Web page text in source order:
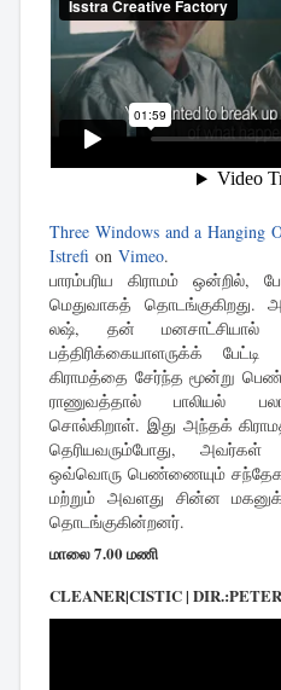
Three Windows and a Hanging
Istrefi on Vimeo.
பாரம்பரிய கிராமம் ஒன்றில்,
மெதுவாகத் தொடங்குகிறது.
லஷ், தன் மனசாட்சியால்
பத்திரிக்கையாளருக்க்
கிராமத்தை சேர்ந்த மூன்று
ராணுவத்தால் பாலியல்
சொல்கிறாள். இது அந்தக்
தெரியவரும்போது,
ஒவ்வொரு பெண்ணையும்
மற்றும் அவளது சின்ன
தொடங்குகின்றனர்.
மாலை 7.00 மணி
CLEANER|CISTIC |